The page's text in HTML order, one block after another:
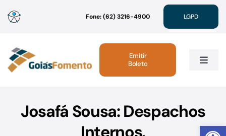
Abrir
para
conteúdo
Fone: (62) 3216-4900 LGPD
Toggle
Linhas de Crédito
Emitir
Boleto
Josafá Sousa: Despachos